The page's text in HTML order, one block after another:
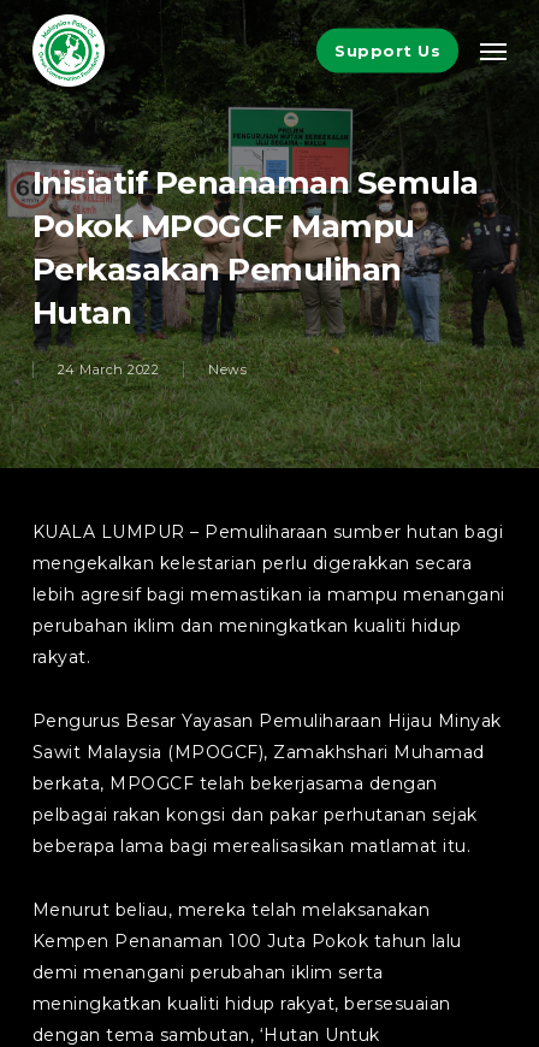
to
main
content
Support Us
Inisiatif Penanaman Semula
Pokok MPOGCF Mampu
Perkasakan Pemulihan
Hutan
24 March 2022 News
KUALA LUMPUR – Pemuliharaan sumber hutan bagi
mengekalkan kelestarian perlu digerakkan secara
lebih agresif bagi memastikan ia mampu menangani
perubahan iklim dan meningkatkan kualiti hidup
rakyat.
Pengurus Besar Yayasan Pemuliharaan Hijau Minyak
Sawit Malaysia (MPOGCF), Zamakhshari Muhamad
berkata, MPOGCF telah bekerjasama dengan
pelbagai rakan kongsi dan pakar perhutanan sejak
beberapa lama bagi merealisasikan matlamat itu.
Menurut beliau, mereka telah melaksanakan
Kempen Penanaman 100 Juta Pokok tahun lalu
demi menangani perubahan iklim serta
meningkatkan kualiti hidup rakyat, bersesuaian
dengan tema sambutan, ‘Hutan Untuk